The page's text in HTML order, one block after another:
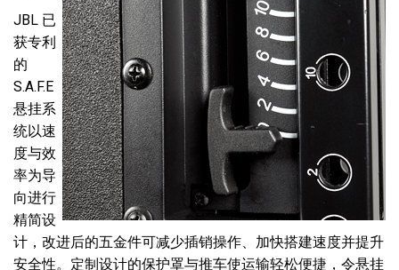
JBL 已
获专利
的
S.A.F.E
悬挂系
统以速
度与效
率为导
向进行
精简设
计，改进后的五金件可减少插销操作、加快搭建速度并提升
安全性。定制设计的保护罩与推车使运输轻松便捷，令悬挂